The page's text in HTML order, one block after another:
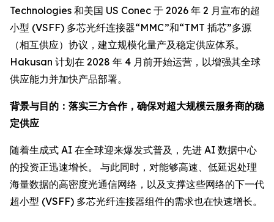
Technologies 和美国 US Conec 于 2026 年 2 月宣布的超
小型 (VSFF) 多芯光纤连接器“MMC”和“TMT 插芯”多源
（相互供应）协议，建立规模化量产及稳定供应体系。
Hakusan 计划在 2028 年 4 月前开始运营，以增强其全球
供应能力并加快产品部署。
背景与目的：落实三方合作，确保对超大规模云服务商的稳
定供应
随着生成式 AI 在全球迎来爆发式普及，先进 AI 数据中心
的投资正迅速增长。 与此同时，对能够高速、低延迟处理
海量数据的高密度光通信网络，以及支撑这些网络的下一代
超小型 (VSFF) 多芯光纤连接器组件的需求也在快速增长。